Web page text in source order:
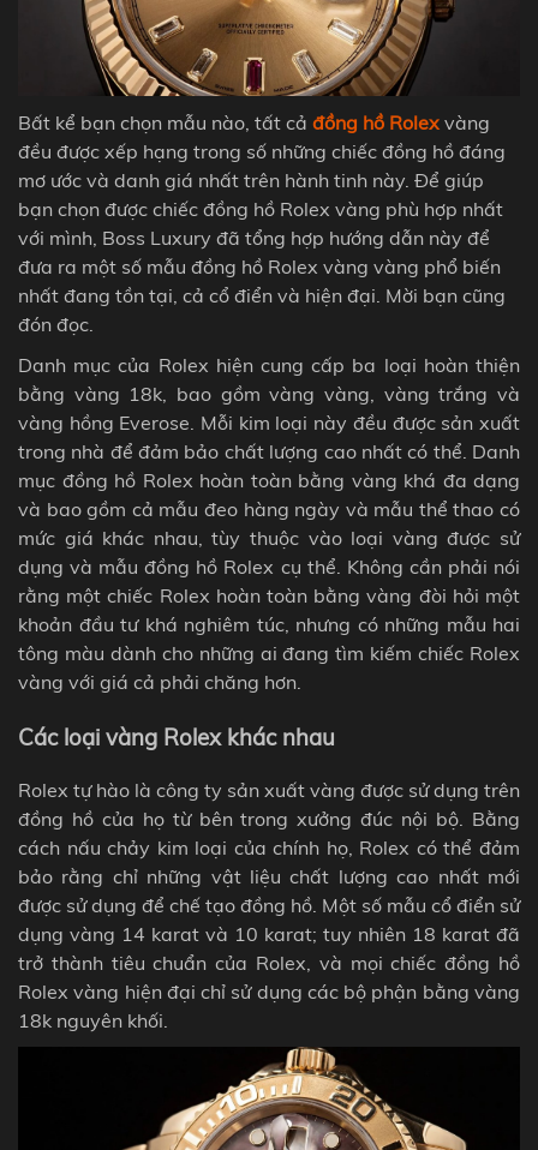
Bất kể bạn chọn mẫu nào, tất cả đồng hồ Rolex vàng
đều được xếp hạng trong số những chiếc đồng hồ đáng
mơ ước và danh giá nhất trên hành tinh này. Để giúp
bạn chọn được chiếc đồng hồ Rolex vàng phù hợp nhất
với mình, Boss Luxury đã tổng hợp hướng dẫn này để
đưa ra một số mẫu đồng hồ Rolex vàng vàng phổ biến
nhất đang tồn tại, cả cổ điển và hiện đại. Mời bạn cũng
đón đọc.
Danh mục của Rolex hiện cung cấp ba loại hoàn thiện
bằng vàng 18k, bao gồm vàng vàng, vàng trắng và
vàng hồng Everose. Mỗi kim loại này đều được sản xuất
trong nhà để đảm bảo chất lượng cao nhất có thể. Danh
mục đồng hồ Rolex hoàn toàn bằng vàng khá đa dạng
và bao gồm cả mẫu đeo hàng ngày và mẫu thể thao có
mức giá khác nhau, tùy thuộc vào loại vàng được sử
dụng và mẫu đồng hồ Rolex cụ thể. Không cần phải nói
rằng một chiếc Rolex hoàn toàn bằng vàng đòi hỏi một
khoản đầu tư khá nghiêm túc, nhưng có những mẫu hai
tông màu dành cho những ai đang tìm kiếm chiếc Rolex
vàng với giá cả phải chăng hơn.
Các loại vàng Rolex khác nhau
Rolex tự hào là công ty sản xuất vàng được sử dụng trên
đồng hồ của họ từ bên trong xưởng đúc nội bộ. Bằng
cách nấu chảy kim loại của chính họ, Rolex có thể đảm
bảo rằng chỉ những vật liệu chất lượng cao nhất mới
được sử dụng để chế tạo đồng hồ. Một số mẫu cổ điển sử
dụng vàng 14 karat và 10 karat; tuy nhiên 18 karat đã
trở thành tiêu chuẩn của Rolex, và mọi chiếc đồng hồ
Rolex vàng hiện đại chỉ sử dụng các bộ phận bằng vàng
18k nguyên khối.